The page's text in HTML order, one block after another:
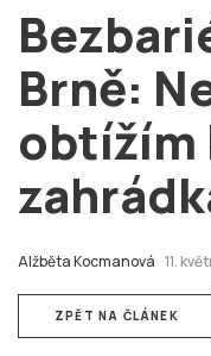
# Brno
# volby
login PŘIHLÁSIT SE
Zapomněli jste heslo?
Brně:
obtížím
Alžběta Kocmanová 11.
ZPĚT NA ČLÁNEK